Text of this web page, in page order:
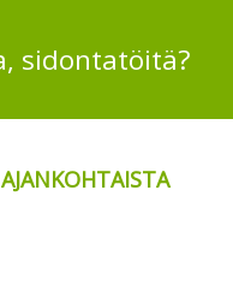
AJANKOHTAISTA